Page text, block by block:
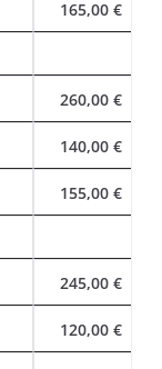
165,00 €
260,00 €
140,00 €
155,00 €
245,00 €
120,00 €